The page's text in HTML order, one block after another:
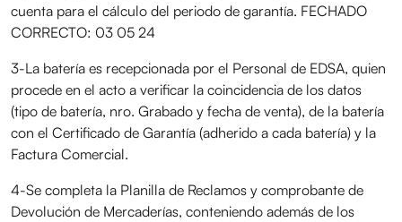
cuenta para el cálculo del periodo de garantía. FECHADO
CORRECTO: 03 05 24
3-La batería es recepcionada por el Personal de EDSA, quien
procede en el acto a verificar la coincidencia de los datos
(tipo de batería, nro. Grabado y fecha de venta), de la batería
con el Certificado de Garantía (adherido a cada batería) y la
Factura Comercial.
4-Se completa la Planilla de Reclamos y comprobante de
Devolución de Mercaderías, conteniendo además de los